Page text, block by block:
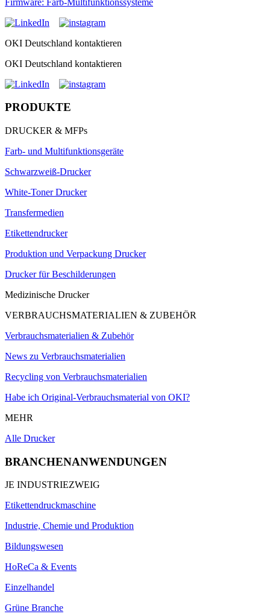
OKI Deutschland kontaktieren
OKI Deutschland kontaktieren
PRODUKTE
DRUCKER & MFPs
Farb- und Multifunktionsgeräte
Schwarzweiß-Drucker
White-Toner Drucker
Transfermedien
Etikettendrucker
Produktion und Verpackung Drucker
Drucker für Beschilderungen
Medizinische Drucker
VERBRAUCHSMATERIALIEN & ZUBEHÖR
Verbrauchsmaterialien & Zubehör
News zu Verbrauchsmaterialien
Recycling von Verbrauchsmaterialien
Habe ich Original-Verbrauchsmaterial von OKI?
MEHR
Alle Drucker
BRANCHENANWENDUNGEN
JE INDUSTRIEZWEIG
Etikettendruckmaschine
Industrie, Chemie und Produktion
Bildungswesen
HoReCa & Events
Einzelhandel
Grüne Branche